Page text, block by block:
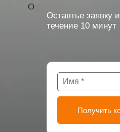
Оставтье заявку
течение 10 минут